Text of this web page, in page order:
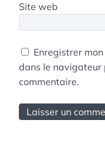
Site web
Enregistrer
dans le navigateur
commentaire.